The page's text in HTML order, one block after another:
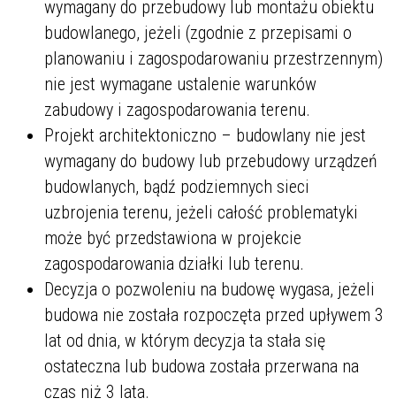
wymagany do przebudowy lub montażu obiektu
budowlanego, jeżeli (zgodnie z przepisami o
planowaniu i zagospodarowaniu przestrzennym)
nie jest wymagane ustalenie warunków
zabudowy i zagospodarowania terenu.
Projekt architektoniczno – budowlany nie jest
wymagany do budowy lub przebudowy urządzeń
budowlanych, bądź podziemnych sieci
uzbrojenia terenu, jeżeli całość problematyki
może być przedstawiona w projekcie
zagospodarowania działki lub terenu.
Decyzja o pozwoleniu na budowę wygasa, jeżeli
budowa nie została rozpoczęta przed upływem 3
lat od dnia, w którym decyzja ta stała się
ostateczna lub budowa została przerwana na
czas niż 3 lata.